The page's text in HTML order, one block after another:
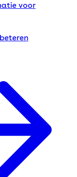
voor